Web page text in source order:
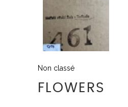
Non classé
FLOWERS